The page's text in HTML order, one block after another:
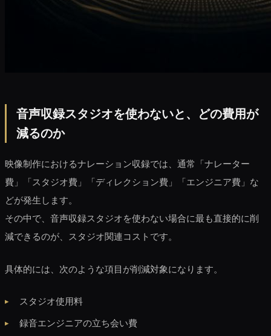
音声収録スタジオを使わないと、どの費用が
減るのか
映像制作におけるナレーション収録では、通常「ナレーター
費」「スタジオ費」「ディレクション費」「エンジニア費」な
どが発生します。
その中で、音声収録スタジオを使わない場合に最も直接的に削
減できるのが、スタジオ関連コストです。
具体的には、次のような項目が削減対象になります。
スタジオ使用料
録音エンジニアの立ち会い費